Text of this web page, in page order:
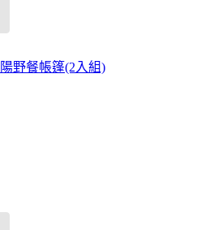
野餐帳篷(2入組)